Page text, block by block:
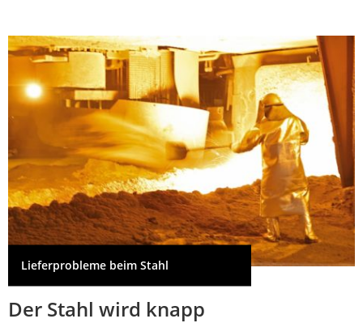
Lieferprobleme beim Stahl
Der Stahl wird knapp